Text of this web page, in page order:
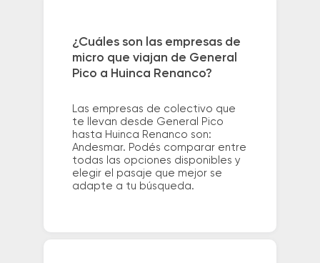
¿Cuáles son las empresas de
micro que viajan de General
Pico a Huinca Renanco?
Las empresas de colectivo que
te llevan desde General Pico
hasta Huinca Renanco son:
Andesmar. Podés comparar entre
todas las opciones disponibles y
elegir el pasaje que mejor se
adapte a tu búsqueda.